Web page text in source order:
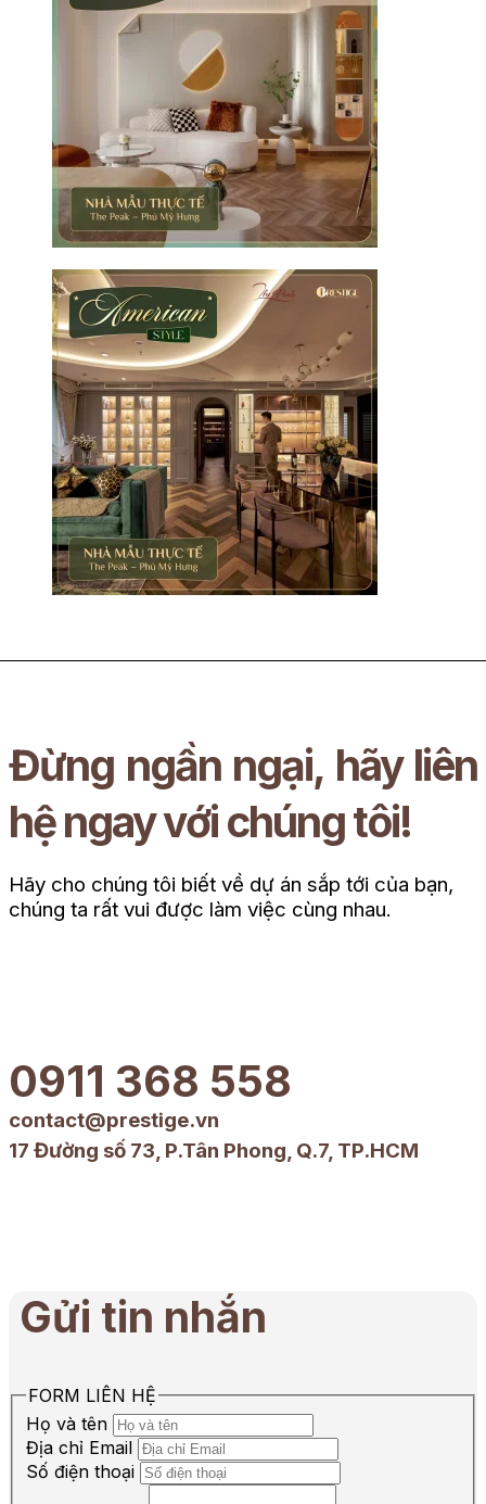
Đừng ngần ngại, hãy liên
hệ ngay với chúng tôi!
Hãy cho chúng tôi biết về dự án sắp tới của bạn,
chúng ta rất vui được làm việc cùng nhau.
0911 368 558
contact@prestige.vn
17 Đường số 73, P.Tân Phong, Q.7, TP.HCM
Gửi tin nhắn
FORM LIÊN HỆ
Họ và tên
Địa chỉ Email
Số điện thoại